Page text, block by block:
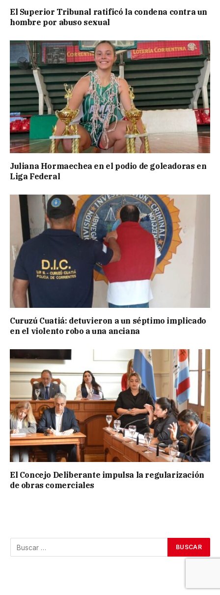
El Superior Tribunal ratificó la condena contra un
hombre por abuso sexual
Juliana Hormaechea en el podio de goleadoras en
Liga Federal
Curuzú Cuatiá: detuvieron a un séptimo implicado
en el violento robo a una anciana
El Concejo Deliberante impulsa la regularización
de obras comerciales